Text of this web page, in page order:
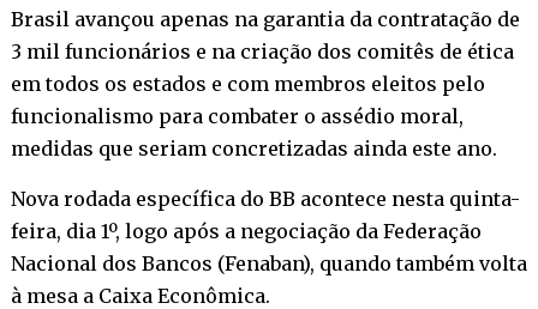
Brasil avançou apenas na garantia da contratação de
3 mil funcionários e na criação dos comitês de ética
em todos os estados e com membros eleitos pelo
funcionalismo para combater o assédio moral,
medidas que seriam concretizadas ainda este ano.
Nova rodada específica do BB acontece nesta quinta-
feira, dia 1º, logo após a negociação da Federação
Nacional dos Bancos (Fenaban), quando também volta
à mesa a Caixa Econômica.